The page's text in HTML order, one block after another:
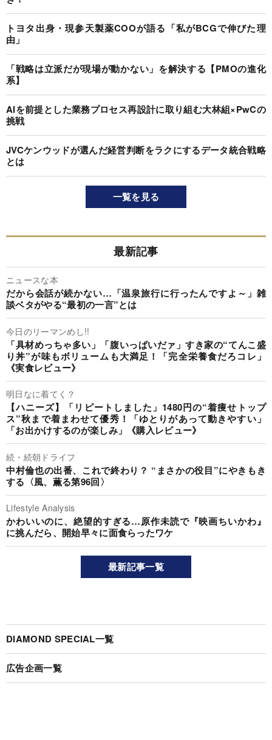
トヨタ出身・現参天製薬COOが語る「私がBCGで伸びた理
由」
「戦略は立派だが現場が動かない」を解決する【PMOの進化
系】
AIを前提とした業務プロセス再設計に取り組む大林組×PwCの
挑戦
JVCケンウッドが選んだ経営判断をラクにするデータ統合戦略
とは
一覧を見る
最新記事
ニュースな本
だから会話が続かない…「温泉旅行に行ったんですよ～」雑
談ベタがやる“最初の一言”とは
今日のリーマンめし!!
「具材めっちゃ多い」「腹いっぱいだァ」すき家の“てんこ盛
り丼”が味もボリュームも大満足！「完全栄養食だろコレ」
《実食レビュー》
明日なに着てく？
【ハニーズ】「リピートしました」1480円の“着痩せトップ
ス”秋まで着まわせて優秀！「ゆとりがあって動きやすい」
「お出かけするのが楽しみ」《購入レビュー》
続・続朝ドライフ
中村倫也の出番、これで終わり？ “まさかの役目”にやきもき
する〈風、薫る第96回〉
Lifestyle Analysis
かわいいのに、絶望的すぎる…原作未読で『映画ちいかわ』
に挑んだら、開始早々に面食らったワケ
最新記事一覧
DIAMOND SPECIAL一覧
広告企画一覧